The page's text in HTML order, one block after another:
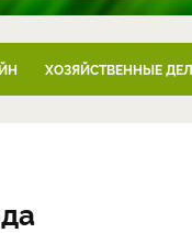
ХОЗЯЙСТВЕННЫЕ